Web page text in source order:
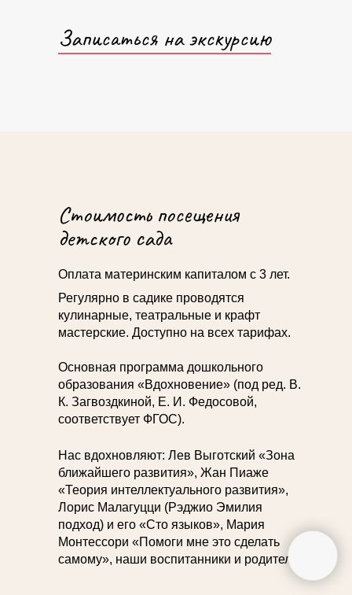
Записаться на экскурсию
Стоимость посещения
детского сада
Регулярно в садике проводятся
кулинарные, театральные и крафт
мастерские. Доступно на всех тарифах.
Основная программа дошкольного
образования «Вдохновение» (под ред. В.
К. Загвоздкиной, Е. И. Федосовой,
соответствует ФГОС).
Нас вдохновляют: Лев Выготский «Зона
ближайшего развития», Жан Пиаже
«Теория интеллектуального развития»,
Лорис Малагуцци (Рэджио Эмилия
подход) и его «Сто языков», Мария
Монтессори «Помоги мне это сделать
самому», наши воспитанники и родители
Оплата материнским капиталом с 3 лет.
г. Москва, пр-т Вернадского 94к4
ЖК Миракс Парк
8 (985) 504-94-94
slonvpolosku@yandex.ru